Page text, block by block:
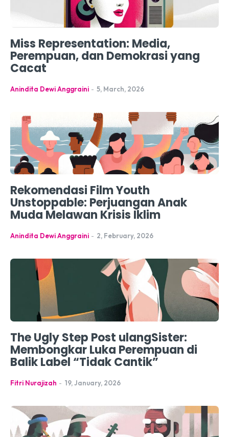
Miss Representation: Media,
Perempuan, dan Demokrasi yang
Cacat
Anindita Dewi Anggraini - 5, March, 2026
Rekomendasi Film Youth
Unstoppable: Perjuangan Anak
Muda Melawan Krisis Iklim
Anindita Dewi Anggraini - 2, February, 2026
The Ugly Step Post ulangSister:
Membongkar Luka Perempuan di
Balik Label “Tidak Cantik”
Fitri Nurajizah - 19, January, 2026